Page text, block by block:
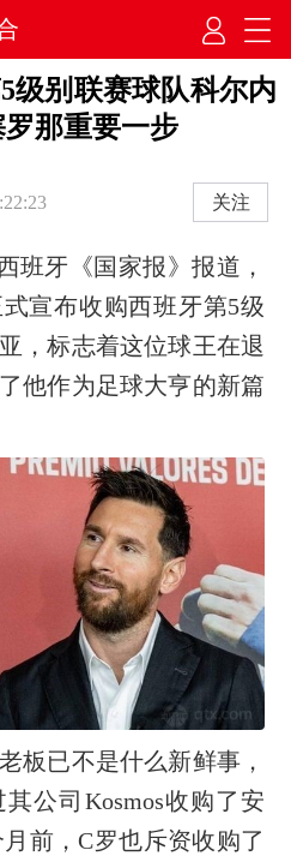
级别联赛球队科尔内
那重要一步
关注
班牙《国家报》报道，
宣布收购西班牙第5级
，标志着这位球王在退
他作为足球大亨的新篇
板已不是什么新鲜事，
公司Kosmos收购了安
前，C罗也斥资收购了